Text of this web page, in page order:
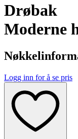
Drøbak
Moderne
Logg inn for å se pris